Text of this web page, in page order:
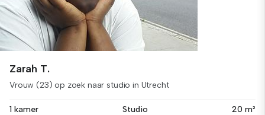
Zarah T.
Vrouw (23) op zoek naar studio in Utrecht
1 kamer Studio 20 m²